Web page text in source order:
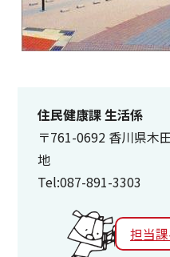
住民健康課 生活係
〒761-0692 香川県木
地
Tel:087-891-3303
担当